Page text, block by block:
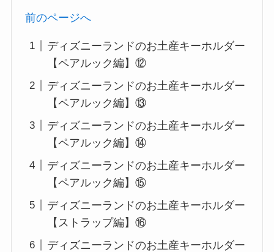
前のページへ
ディズニーランドのお土産キーホルダー
【ペアルック編】⑫
ディズニーランドのお土産キーホルダー
【ペアルック編】⑬
ディズニーランドのお土産キーホルダー
【ペアルック編】⑭
ディズニーランドのお土産キーホルダー
【ペアルック編】⑮
ディズニーランドのお土産キーホルダー
【ストラップ編】⑯
ディズニーランドのお土産キーホルダー